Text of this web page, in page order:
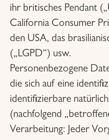
ihr britisches Pendant
California Consumer
den USA, das
(„LGPD“) usw.
Personenbezogene
die sich auf eine
identifizierbare
(nachfolgend
Verarbeitung: Jeder